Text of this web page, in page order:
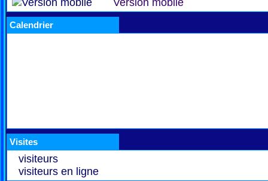
Version mobile
Calendrier
Visites
visiteurs
visiteurs en ligne